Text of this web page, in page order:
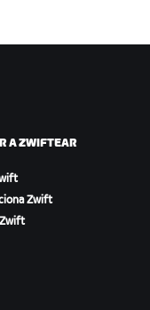
A ZWIFTEAR
Zwift